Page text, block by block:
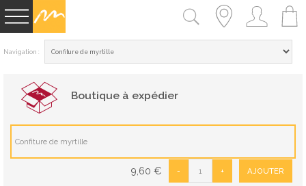
Navigation :
Boutique à expédier
Confiture de myrtille
9,60 € - + AJOUTER